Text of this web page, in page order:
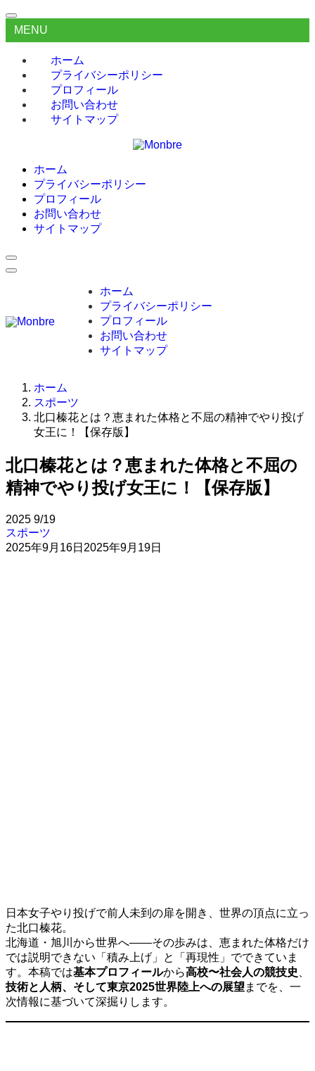
MENU
ホーム
プライバシーポリシー
プロフィール
お問い合わせ
サイトマップ
ホーム
プライバシーポリシー
プロフィール
お問い合わせ
サイトマップ
ホーム
プライバシーポリシー
プロフィール
お問い合わせ
サイトマップ
ホーム
スポーツ
北口榛花とは？恵まれた体格と不屈の精神でやり投げ
女王に！【保存版】
北口榛花とは？恵まれた体格と不屈の
精神でやり投げ女王に！【保存版】
2025 9/19
スポーツ
2025年9月16日 2025年9月19日
日本女子やり投げで前人未到の扉を開き、世界の頂点に立っ
た北口榛花。
北海道・旭川から世界へ――その歩みは、恵まれた体格だけ
では説明できない「積み上げ」と「再現性」でできていま
す。本稿では基本プロフィールから高校〜社会人の競技史
技術と人柄、そして東京2025世界陸上への展望までを、一
次情報に基づいて深掘りします。